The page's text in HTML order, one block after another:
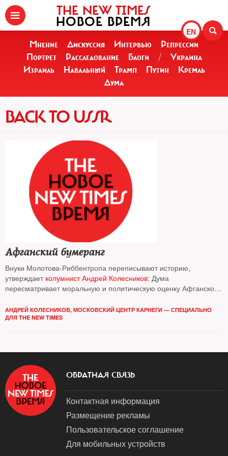
EN
THE NEW TIMES
НОВОЕ ВРЕМЯ
Мнение Дискуссия Интервью
Репрессии
Портрет
Расследование Блоги /
Украина
Израиль
Навальный Трамп Путин
Кремль
Дума
BACK TO USSR
Афганский бумеранг
Внуки Молотова-Риббентропа переписывают историю,
утверждает колумнист Андрей Колесников: Дума
пересматривает моральную и политическую оценку Афганской
АНДРЕЙ КОЛЕСНИКОВ, МОСКОВСКИЙ ЦЕНТР КАРНЕГИ — СПЕЦИАЛЬНО
ДЛЯ THE NEW TIMES
ОБРАТНАЯ СВЯЗЬ
Контактная информация
Размещение рекламы
Пользовательское соглашение
Для мобильных устройств